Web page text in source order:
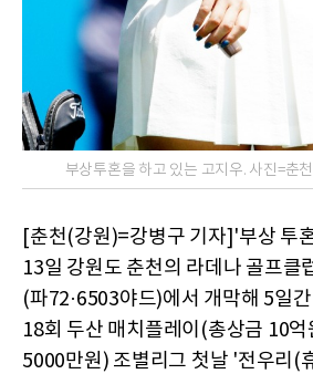
부상투혼을 하고 있는 고지우. 사진=춘
[춘천(강원)=강병구 기자]'부상 투
13일 강원도 춘천의 라데나 골프클
(파72·6503야드)에서 개막해 5일
18회 두산 매치플레이(총상금 10억
5000만원) 조별리그 첫날 '전우리(